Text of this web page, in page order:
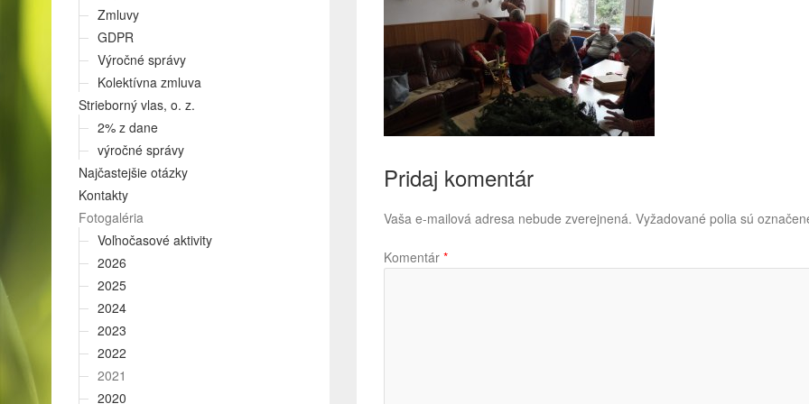
Zmluvy
GDPR
Výročné správy
Kolektívna zmluva
Strieborný vlas, o. z.
2% z dane
výročné správy
Najčastejšie otázky
Kontakty
Fotogaléria
Voľnočasové aktivity
2026
2025
2024
2023
2022
2021
2020
Pridaj komentár
Vaša e-mailová adresa nebude zverejnená. Vyžadované polia sú
Komentár *